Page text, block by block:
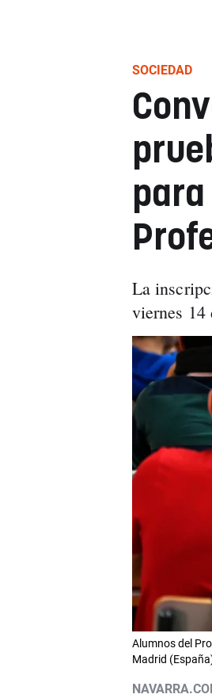
SOCIEDAD
La
viernes 14
Alumnos del
Madrid